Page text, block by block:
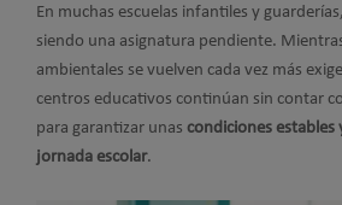
En muchas escuelas infantiles y
siendo una asignatura pendiente.
ambientales se vuelven cada vez más
centros educativos continúan sin contar
para garantizar unas condiciones estables
jornada escolar.